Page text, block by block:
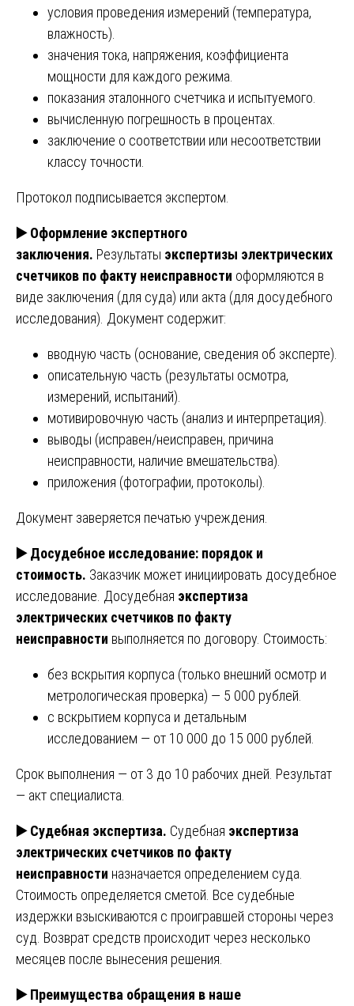
условия проведения измерений (температура,
влажность).
значения тока, напряжения, коэффициента
мощности для каждого режима.
показания эталонного счетчика и испытуемого.
вычисленную погрешность в процентах.
заключение о соответствии или несоответствии
классу точности.
Протокол подписывается экспертом.
▶️Оформление экспертного
заключения. Результаты экспертизы электрических
счетчиков по факту неисправности оформляются в
виде заключения (для суда) или акта (для досудебного
исследования). Документ содержит:
вводную часть (основание, сведения об эксперте).
описательную часть (результаты осмотра,
измерений, испытаний).
мотивировочную часть (анализ и интерпретация).
выводы (исправен/неисправен, причина
неисправности, наличие вмешательства).
приложения (фотографии, протоколы).
Документ заверяется печатью учреждения.
▶️Досудебное исследование: порядок и
стоимость. Заказчик может инициировать досудебное
исследование. Досудебная экспертиза
электрических счетчиков по факту
неисправности выполняется по договору. Стоимость:
без вскрытия корпуса (только внешний осмотр и
метрологическая проверка) — 5 000 рублей.
с вскрытием корпуса и детальным
исследованием — от 10 000 до 15 000 рублей.
Срок выполнения — от 3 до 10 рабочих дней. Результат
— акт специалиста.
▶️Судебная экспертиза. Судебная экспертиза
электрических счетчиков по факту
неисправности назначается определением суда.
Стоимость определяется сметой. Все судебные
издержки взыскиваются с проигравшей стороны через
суд. Возврат средств происходит через несколько
месяцев после вынесения решения.
▶️Преимущества обращения в наше